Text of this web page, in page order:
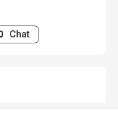
Chat